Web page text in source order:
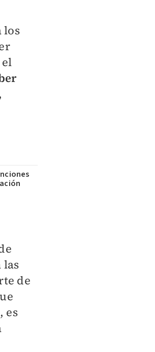
los
las
de
es